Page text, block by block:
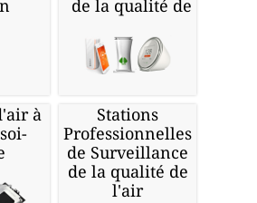
de la qualité de l'air
à
Stations
Professionnelles
de Surveillance
de la qualité de
l'air